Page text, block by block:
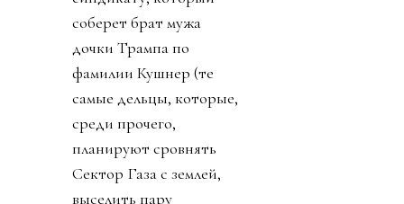
миллионов долларов или
отказаться и получить 10
миллионов долларов (см.
«Подкуп и давление на
избирателей», «взятка»).
Пряником был доступ к
обещанию получить 10
миллиардов долларов на